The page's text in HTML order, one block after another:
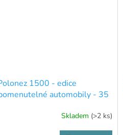
1500 - edice
automobily - 35
Skladem (>2 ks)